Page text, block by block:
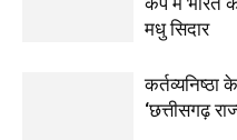
मधु सिदार
‘छत्तीसगढ़